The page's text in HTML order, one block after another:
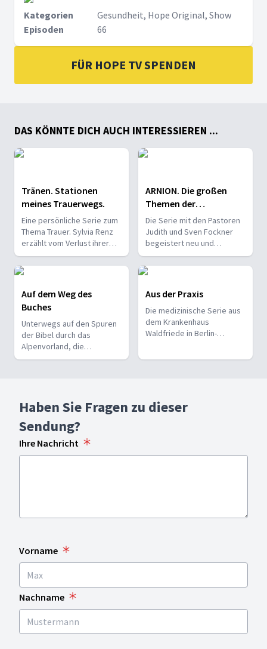
Kategorien
Gesundheit, Hope Original, Show
Episoden
66
FÜR HOPE TV SPENDEN
DAS KÖNNTE DICH AUCH INTERESSIEREN ...
Tränen. Stationen
meines Trauerwegs.
Eine persönliche Serie zum
Thema Trauer. Sylvia Renz
erzählt vom Verlust ihrer
Tochter, reflektiert über
ihre Trauer und spricht
darüber, was ihr geholfen
hat. Bewegend!
ARNION. Die großen
Themen der
Offenbarung.
Die Serie mit den Pastoren
Judith und Sven Fockner
begeistert neu und
persönlich für das Buch der
Offenbarung.
Auf dem Weg des
Buches
Unterwegs auf den Spuren
der Bibel durch das
Alpenvorland, die
Geschichte Europas und die
Aus der Praxis
Die medizinische Serie aus
dem Krankenhaus
Waldfriede in Berlin-
Haben Sie Fragen zu dieser
Sendung?
Ihre Nachricht
Vorname
Nachname